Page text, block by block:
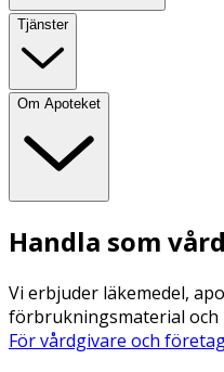
Tjänster
Om Apoteket
Handla som
Vi erbjuder läkemedel,
förbrukningsmaterial och
För vårdgivare och